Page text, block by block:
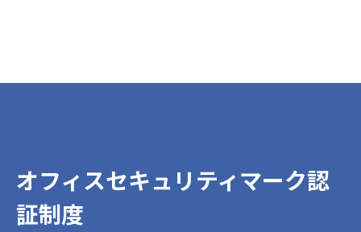
オフィスセキュリティマーク認
証制度